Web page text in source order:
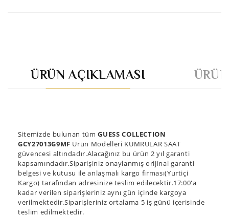
ÜRÜN AÇIKLAMASI
Sitemizde bulunan tümGUESS COLLECTION
GCY27013G9MF Ürün Modelleri KUMRULAR SAAT
güvencesi altındadır.Alacağınız bu ürün 2 yıl garanti
kapsamındadır.Siparişiniz onaylanmış orijinal garanti
belgesi ve kutusu ile anlaşmalı kargo firması(Yurtiçi
Kargo) tarafından adresinize teslim edilecektir.17:00'a
kadar verilen siparişleriniz aynı gün içinde kargoya
verilmektedir.Siparişleriniz ortalama 5 iş günü içerisinde
teslim edilmektedir.